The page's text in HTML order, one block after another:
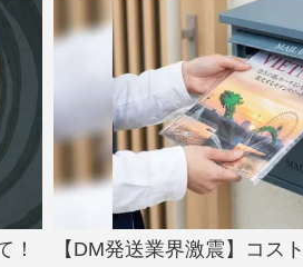
！
【DM発送業界激震】コス